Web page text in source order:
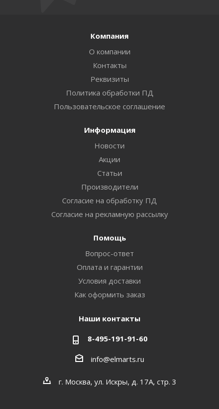
Компания
О компании
Контакты
Реквизиты
Политика обработки ПД
Пользовательское соглашение
Информация
Новости
Акции
Статьи
Производители
Согласие на обработку ПД
Согласие на рекламную рассылку
Помощь
Вопрос-ответ
Оплата и гарантии
Условия доставки
Как оформить заказ
Наши контакты
8-495-191-91-60
info@elmarts.ru
г. Москва, ул. Искры, д. 17А, стр. 3